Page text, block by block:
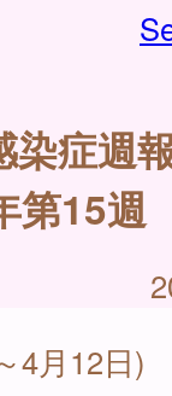
染症週
第15週
4月12日)